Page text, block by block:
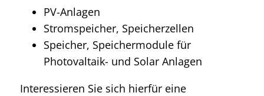
PV-Anlagen
Stromspeicher, Speicherzellen
Speicher, Speichermodule für
Photovaltaik- und Solar Anlagen
Interessieren Sie sich hierfür eine